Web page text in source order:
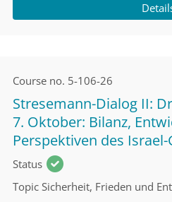
Course no. 5-106-26
Stresemann-Dialog II:
7. Oktober: Bilanz,
Perspektiven des
Status
Topic Sicherheit, Frieden und